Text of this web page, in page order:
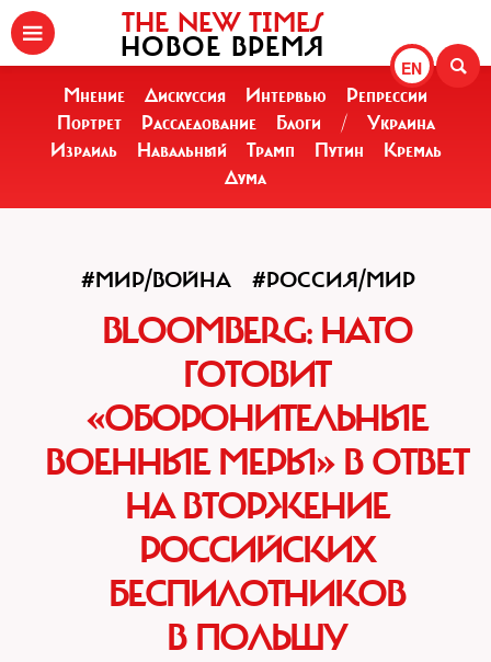
EN
THE NEW TIMES
НОВОЕ ВРЕМЯ
Мнение Дискуссия Интервью
Репрессии
Портрет
Расследование Блоги /
Украина
Израиль
Навальный Трамп Путин
Кремль
Дума
#МИР/ВОЙНА #РОССИЯ/МИР
BLOOMBERG: НАТО
ГОТОВИТ
«ОБОРОНИТЕЛЬНЫЕ
ВОЕННЫЕ МЕРЫ» В ОТВЕТ
НА ВТОРЖЕНИЕ
РОССИЙСКИХ
БЕСПИЛОТНИКОВ
В ПОЛЬШУ